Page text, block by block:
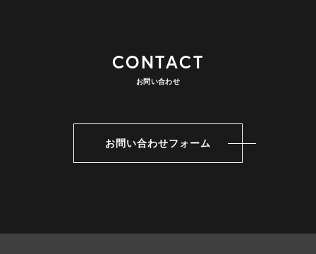
CONTACT
お問い合わせ
お問い合わせフォーム